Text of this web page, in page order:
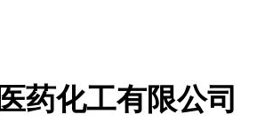
药化工有限公司